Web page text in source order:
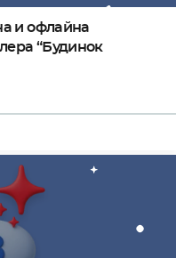
и офлайна
“Будинок